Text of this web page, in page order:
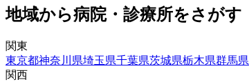
地域から病院・診療所をさがす
関東
東京都神奈川県埼玉県千葉県茨城県栃木県群馬県
関西